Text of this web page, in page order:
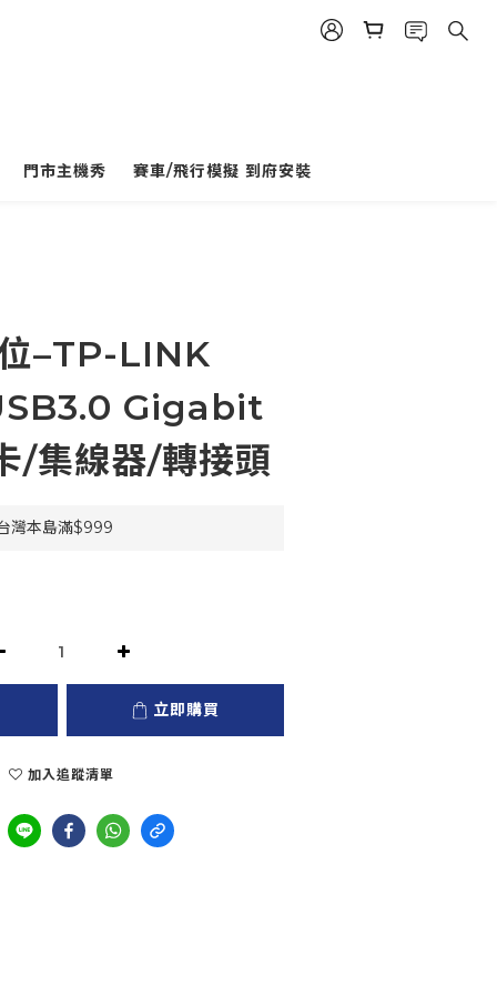
門市主機秀 賽車/飛行模擬 到府安裝
–TP-LINK
Gigabit
/集線器/轉接頭
灣本島滿$999
立即購買
加入追蹤清單